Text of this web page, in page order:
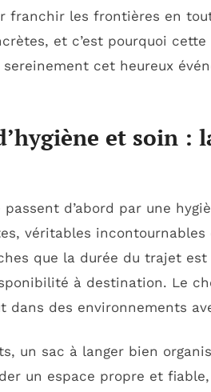
franchir les frontières en
et c’est pourquoi
cet heureux
et soin :
d’abord par une
véritables
que la durée du trajet
à destination. Le
des environnements
un sac à langer bien
un espace propre et